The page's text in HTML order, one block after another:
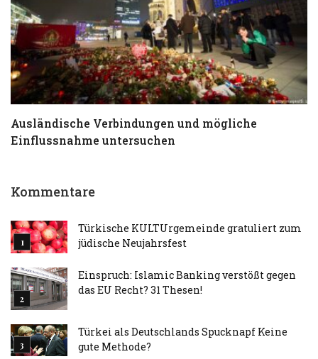
Ausländische Verbindungen und mögliche
Einflussnahme untersuchen
Kommentare
Türkische KULTUrgemeinde gratuliert zum
jüdische Neujahrsfest
Einspruch: Islamic Banking verstößt gegen
das EU Recht? 31 Thesen!
Türkei als Deutschlands Spucknapf Keine
gute Methode?